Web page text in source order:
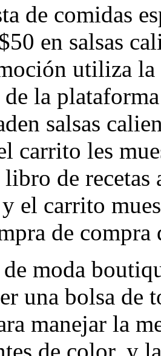
de comidas
en salsas
utiliza la
la
salsas
carrito les
de recetas
el carrito
de compra
moda
una bolsa
manejar la
de color, y